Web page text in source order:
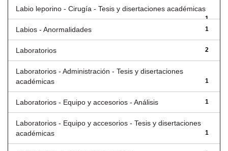
Labio leporino - Cirugía - Tesis y disertaciones académicas
1
Labios - Anormalidades 1
Laboratorios 2
Laboratorios - Administración - Tesis y disertaciones
académicas
1
Laboratorios - Equipo y accesorios - Análisis 1
Laboratorios - Equipo y accesorios - Tesis y disertaciones
académicas
1